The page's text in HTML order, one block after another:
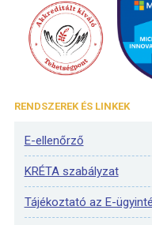
RENDSZEREK ÉS LINKEK
E-ellenőrző
KRÉTA szabályzat
Tájékoztató az E-